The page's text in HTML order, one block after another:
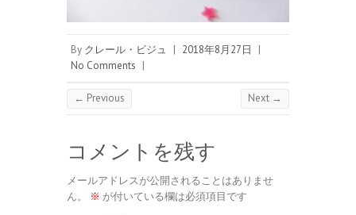
By クレール・ビジュ | 2018年8月27日
|
No Comments |
← Previous Next →
コメントを残す
メールアドレスが公開されることはありませ
ん。
※ が付いている欄は必須項目です